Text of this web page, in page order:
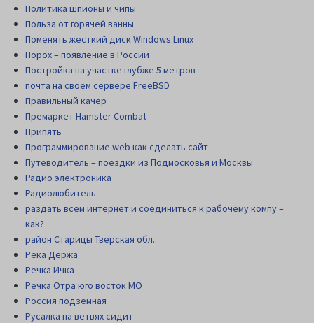
Политика шпионы и чипы
Польза от горячей ванны
Поменять жесткий диск Windows Linux
Порох – появление в России
Постройка на участке глубже 5 метров
почта на своем сервере FreeBSD
Правильный качер
Премаркет Hamster Combat
Припять
Программирование web как сделать сайт
Путеводитель – поездки из Подмосковья и Москвы
Радио электроника
Радиолюбитель
раздать всем интернет и соединиться к рабочему компу –
как?
район Старицы Тверская обл.
Река Дёржа
Речка Ичка
Речка Отра юго восток МО
Россия подземная
Русалка на ветвях сидит